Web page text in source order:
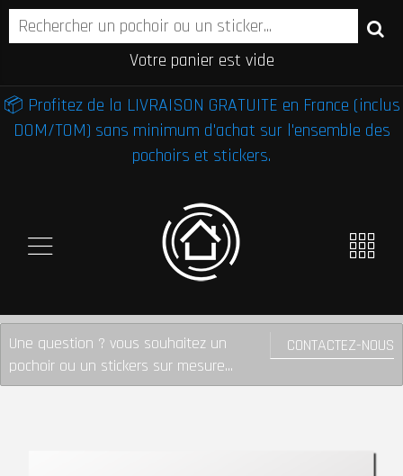
Votre panier est vide
📦 Profitez de la LIVRAISON GRATUITE en France (inclus
DOM/TOM) sans minimum d'achat sur l'ensemble des
pochoirs et stickers.
CONTACTEZ-NOUS
Une question ? vous souhaitez un
pochoir ou un stickers sur mesure...